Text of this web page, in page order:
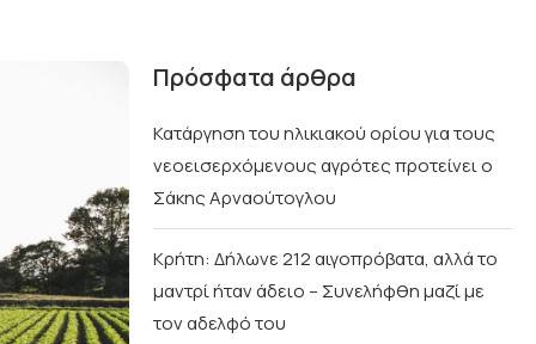
Πρόσφατα άρθρα
Κατάργηση του ηλικιακού ορίου για τους
νεοεισερχόμενους αγρότες προτείνει ο
Σάκης Αρναούτογλου
Κρήτη: Δήλωνε 212 αιγοπρόβατα, αλλά το
μαντρί ήταν άδειο – Συνελήφθη μαζί με
τον αδελφό του